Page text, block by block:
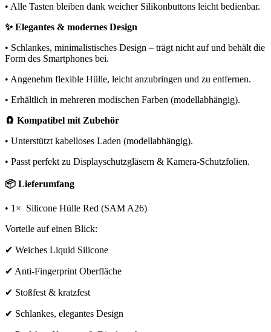
• Alle Tasten bleiben dank weicher Silikonbuttons leicht bedienbar.
✨ Elegantes & modernes Design
• Schlankes, minimalistisches Design – trägt nicht auf und behält die
Form des Smartphones bei.
• Angenehm flexible Hülle, leicht anzubringen und zu entfernen.
• Erhältlich in mehreren modischen Farben (modellabhängig).
🧲 Kompatibel mit Zubehör
• Unterstützt kabelloses Laden (modellabhängig).
• Passt perfekt zu Displayschutzgläsern & Kamera-Schutzfolien.
📦 Lieferumfang
• 1× Silicone Hülle Red (SAM A26)
Vorteile auf einen Blick:
✔ Weiches Liquid Silicone
✔ Anti-Fingerprint Oberfläche
✔ Stoßfest & kratzfest
✔ Schlankes, elegantes Design